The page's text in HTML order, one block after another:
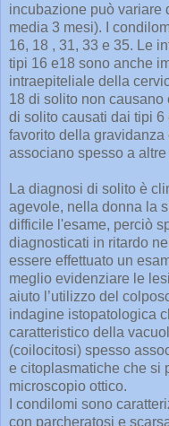
incubazione può variare
media 3 mesi). I
16, 18 , 31, 33 e 35. Le
tipi 16 e18 sono anche
intraepiteliale della
18 di solito non
di solito causati dai tipi
favorito della gravidanza
associano spesso a
La diagnosi di solito è
agevole, nella donna la
difficile l'esame, perciò
diagnosticati in ritardo
essere effettuato un
meglio evidenziare le
aiuto l’utilizzo del
indagine istopatologica
caratteristico della
(coilocitosi) spesso
e citoplasmatiche che si
microscopio ottico.
I condilomi sono
con parcheratosi e